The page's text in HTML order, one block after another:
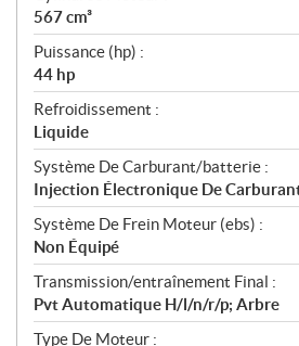
o
n
s
567 cm³
Puissance (hp) :
44 hp
Refroidissement :
Liquide
Système De Carburant/batterie :
Injection Électronique De
Système De Frein Moteur (ebs) :
Non Équipé
Transmission/entraînement Final :
Pvt Automatique H/l/n/r/p; Arbre
Type De Moteur :